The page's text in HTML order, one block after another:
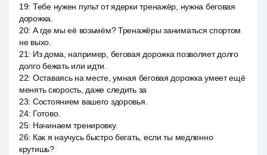
19: Тебе нужен пульт от ядерки тренажёр, нужна беговая
дорожка.
20: А где мы её возьмём? Тренажёры заниматься спортом
не выхо.
21: Из дома, например, беговая дорожка позволяет долго
долго бежать или идти.
22: Оставаясь на месте, умная беговая дорожка умеет ещё
менять скорость, даже следить за
23: Состоянием вашего здоровья.
24: Готово.
25: Начинаем тренировку.
26: Как я научусь быстро бегать, если ты медленно
крутишь?